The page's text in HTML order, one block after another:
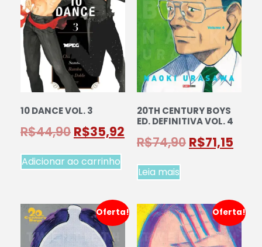
10 DANCE VOL. 3
R$44,90 R$35,92
Adicionar ao carrinho
20TH CENTURY BOYS
ED. DEFINITIVA VOL. 4
R$74,90 R$71,15
Leia mais
Oferta! Oferta!